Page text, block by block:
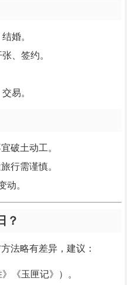
婚。
、签约。
易。
破土动工。
行需谨慎。
动。
？
法略有差异，建议：
《玉匣记》）。